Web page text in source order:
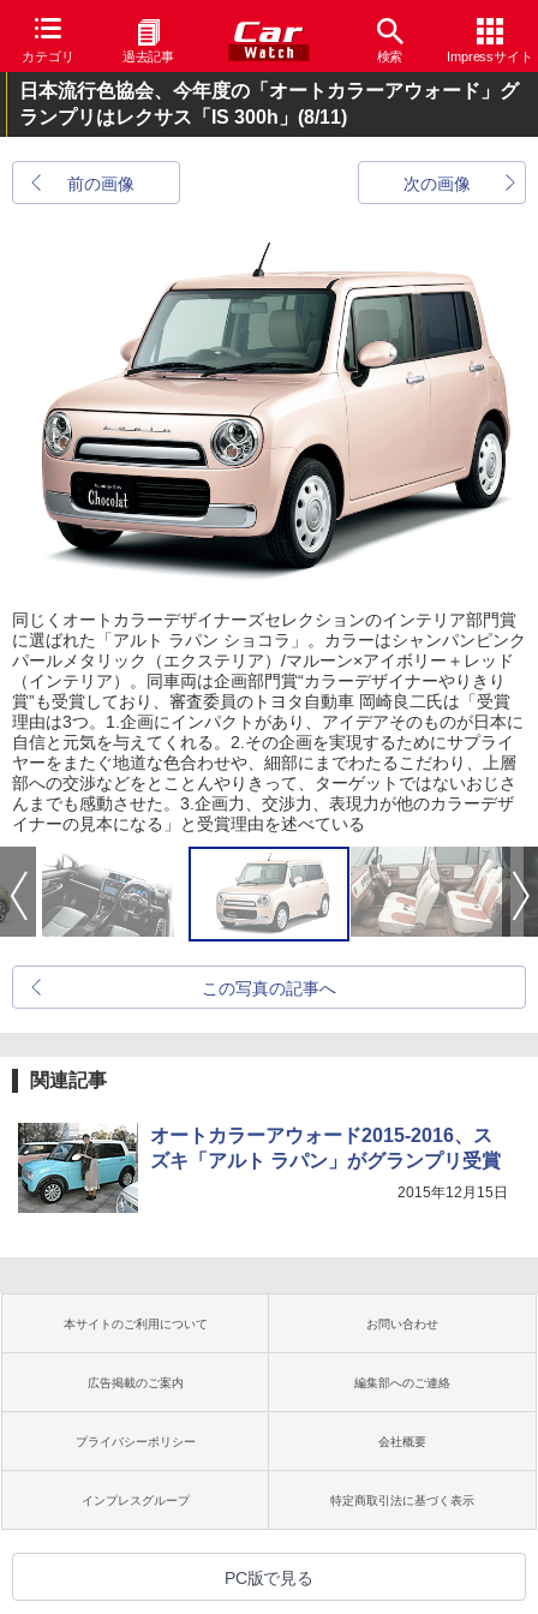
カテゴリ 過去記事 検索 Impressサイト
日本流行色協会、今年度の「オートカラーアウォード」グ
ランプリはレクサス「IS 300h」 (8/11)
前の画像 次の画像
同じくオートカラーデザイナーズセレクションのインテリア部門賞
に選ばれた「アルト ラパン ショコラ」。カラーはシャンパンピンク
パールメタリック（エクステリア）/マルーン×アイボリー＋レッド
（インテリア）。同車両は企画部門賞“カラーデザイナーやりきり
賞”も受賞しており、審査委員のトヨタ自動車 岡崎良二氏は「受賞
理由は3つ。1.企画にインパクトがあり、アイデアそのものが日本に
自信と元気を与えてくれる。2.その企画を実現するためにサプライ
ヤーをまたぐ地道な色合わせや、細部にまでわたるこだわり、上層
部への交渉などをとことんやりきって、ターゲットではないおじさ
んまでも感動させた。3.企画力、交渉力、表現力が他のカラーデザ
イナーの見本になる」と受賞理由を述べている
この写真の記事へ
関連記事
オートカラーアウォード2015-2016、ス
ズキ「アルト ラパン」がグランプリ受賞
2015年12月15日
本サイトのご利用について お問い合わせ
広告掲載のご案内 編集部へのご連絡
プライバシーポリシー 会社概要
インプレスグループ 特定商取引法に基づく表示
PC版で見る